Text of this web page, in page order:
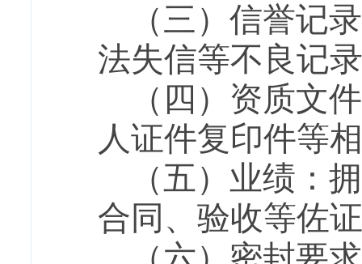
（三）信誉记
法失信等不良记
（四）资质文
人证件复印件等
（五）业绩：
合同、验收等佐